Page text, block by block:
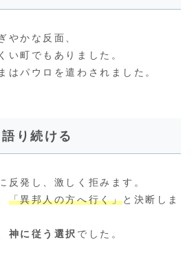
やかな反面、
い町でもありました。
はパウロを遣わされました。
り続ける
反発し、激しく拒みます。
「異邦人の方へ行く」と決断しま
神に従う選択 でした。